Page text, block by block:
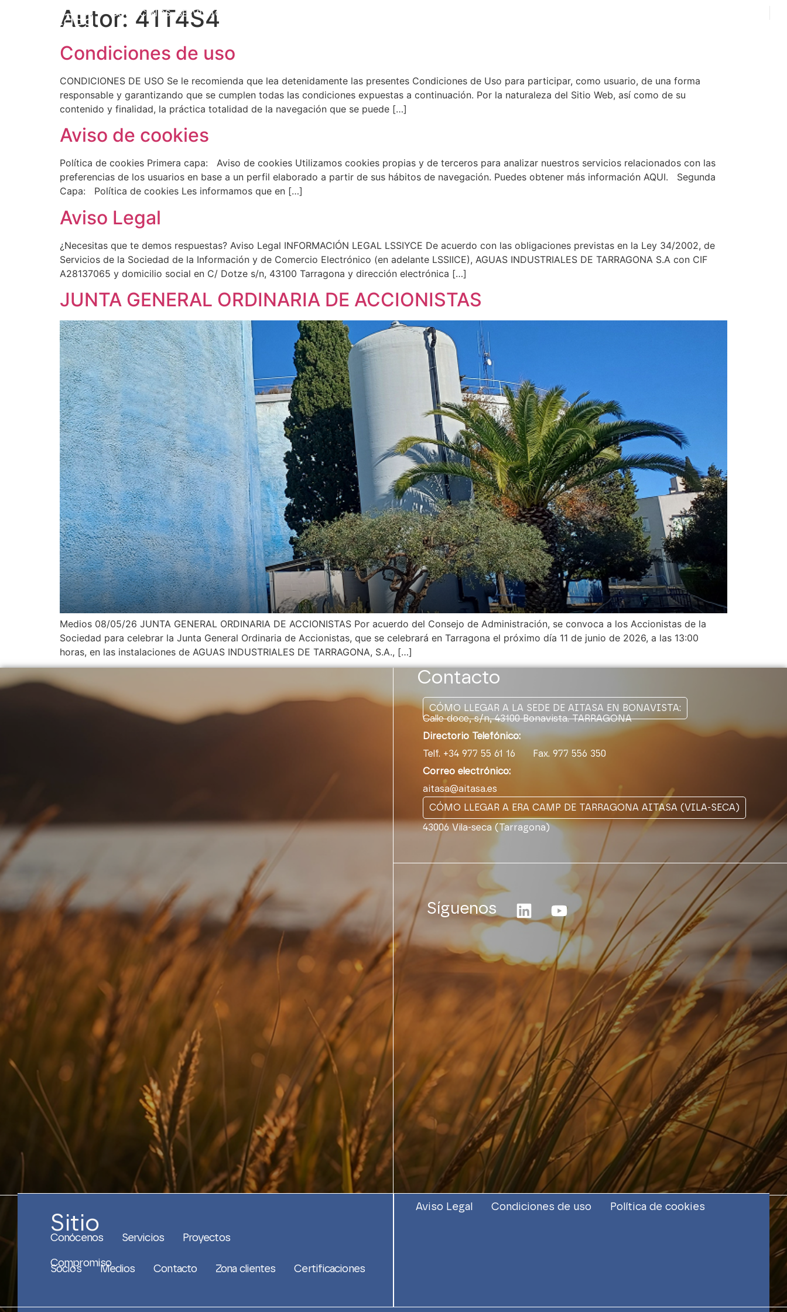
CONÓCENOS SERVICIOS
Autor: 41T4S4
Condiciones de uso
CONDICIONES DE USO Se le recomienda que lea detenidamente las presentes Condiciones de Uso para participar, como usuario, de una forma
responsable y garantizando que se cumplen todas las condiciones expuestas a continuación. Por la naturaleza del Sitio Web, así como de su
contenido y finalidad, la práctica totalidad de la navegación que se puede […]
Aviso de cookies
Política de cookies​ Primera capa: Aviso de cookies Utilizamos cookies propias y de terceros para analizar nuestros servicios relacionados con las
preferencias de los usuarios en base a un perfil elaborado a partir de sus hábitos de navegación. Puedes obtener más información AQUI. Segunda
Capa: Política de cookies Les informamos que en […]
Aviso Legal
¿Necesitas que te demos respuestas? Aviso Legal INFORMACIÓN LEGAL LSSIYCE De acuerdo con las obligaciones previstas en la Ley 34/2002, de
Servicios de la Sociedad de la Información y de Comercio Electrónico (en adelante LSSIICE), AGUAS INDUSTRIALES DE TARRAGONA S.A con CIF
A28137065 y domicilio social en C/ Dotze s/n, 43100 Tarragona y dirección electrónica […]
JUNTA GENERAL ORDINARIA DE ACCIONISTAS
Medios 08/05/26 JUNTA GENERAL ORDINARIA DE ACCIONISTAS Por acuerdo del Consejo de Administración, se convoca a los Accionistas de la
Sociedad para celebrar la Junta General Ordinaria de Accionistas, que se celebrará en Tarragona el próximo día 11 de junio de 2026, a las 13:00
horas, en las instalaciones de AGUAS INDUSTRIALES DE TARRAGONA, S.A., […]
Contacto
CÓMO LLEGAR A LA SEDE DE AITASA EN BONAVISTA:
Calle doce, s/n, 43100 Bonavista. TARRAGONA
Directorio Telefónico:
Telf. +34 977 55 61 16 Fax. 977 556 350
Correo electrónico:
aitasa@aitasa.es
CÓMO LLEGAR A ERA CAMP DE TARRAGONA AITASA (VILA-SECA)
43006 Vila-seca (Tarragona)
Síguenos
Sitio
Conócenos Servicios Proyectos
Compromiso
Socios Medios Contacto Zona clientes Certificaciones
Aviso Legal Condiciones de uso Política de cookies